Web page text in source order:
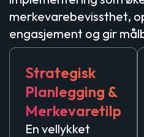
merkevarebevissthet,
engasjement og gir
Strategisk
Planlegging &
En vellykket